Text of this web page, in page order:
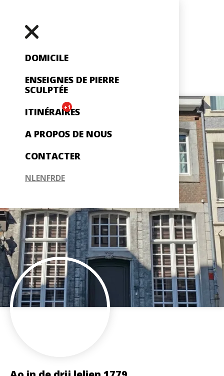
DOMICILE
ENSEIGNES DE PIERRE
SCULPTÉE
ITINÉRAIRES
+1
A PROPOS DE NOUS
CONTACTER
NLENFRDE